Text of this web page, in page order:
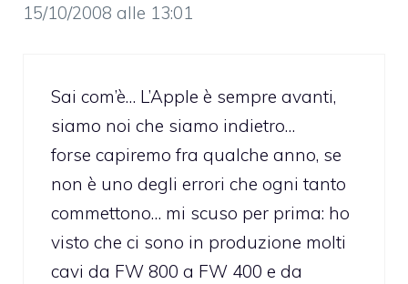
15/10/2008 alle 13:01
Sai com’è… L’Apple è sempre avanti,
siamo noi che siamo indietro…
forse capiremo fra qualche anno, se
non è uno degli errori che ogni tanto
commettono… mi scuso per prima: ho
visto che ci sono in produzione molti
cavi da FW 800 a FW 400 e da